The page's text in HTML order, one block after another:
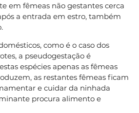
em fêmeas não gestantes cerca
a entrada em estro, também
como é o caso dos
a pseudogestação é
espécies apenas as fêmeas
as restantes fêmeas ficam
e cuidar da ninhada
procura alimento e